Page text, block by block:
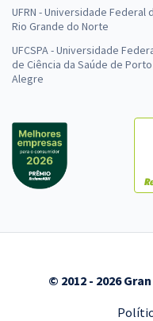
UFRN - Universidade Federal
Rio Grande do Norte
UFCSPA - Universidade
de Ciência da Saúde de Porto
Alegre
© 2012 - 2026